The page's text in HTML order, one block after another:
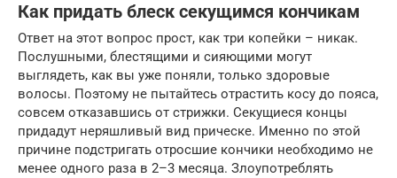
Как придать блеск секущимся кончикам
Ответ на этот вопрос прост, как три копейки – никак.
Послушными, блестящими и сияющими могут
выглядеть, как вы уже поняли, только здоровые
волосы. Поэтому не пытайтесь отрастить косу до пояса,
совсем отказавшись от стрижки. Секущиеся концы
придадут неряшливый вид прическе. Именно по этой
причине подстригать отросшие кончики необходимо не
менее одного раза в 2–3 месяца. Злоупотреблять